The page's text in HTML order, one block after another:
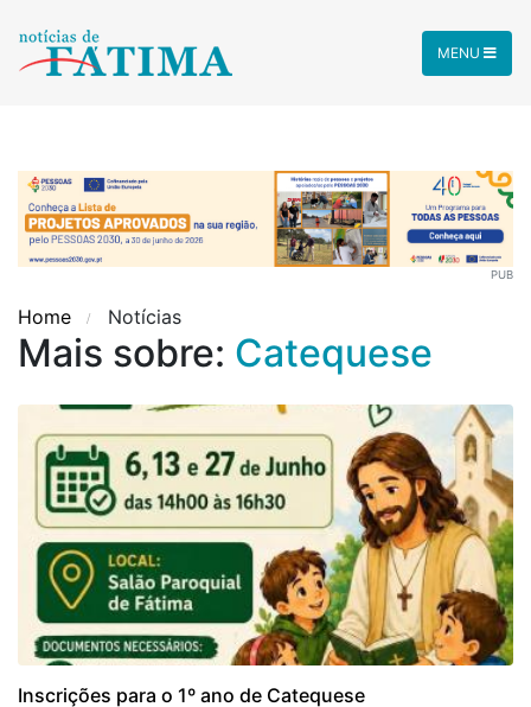
MENU
PUB
Home Notícias
Mais sobre: Catequese
Inscrições para o 1º ano de Catequese